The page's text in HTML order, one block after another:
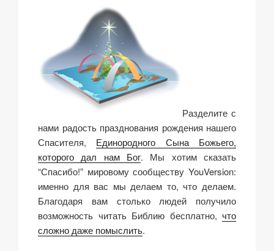
Разделите с
нами радость празднования рождения нашего
Спасителя, Единородного Сына Божьего,
которого дал нам Бог. Мы хотим сказать
“Спасибо!” мировому сообществу YouVersion:
именно для вас мы делаем то, что делаем.
Благодаря вам столько людей получило
возможность читать Библию бесплатно, что
сложно даже помыслить.